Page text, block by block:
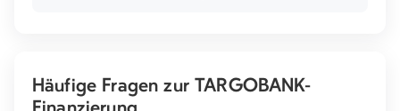
Häufige Fragen zur TARGOBANK-
Finanzierung